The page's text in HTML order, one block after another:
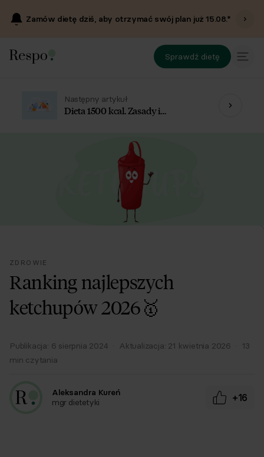
Zamów dietę dziś, aby otrzymać swój plan już15.08.*
Sprawdź dietę
Następny artykuł
Dieta 1500 kcal. Zasady i
ZDROWIE
Ranking najlepszych
ketchupów 2026🥇
Publikacja: 6 sierpnia 2024 · Aktualizacja: 21 kwietnia 2026 · 13
min czytania
Aleksandra Kureń
mgr dietetyki
+16